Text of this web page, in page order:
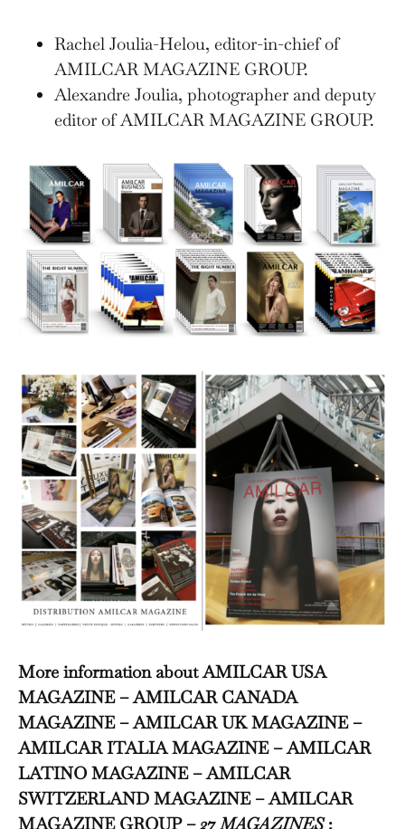
Rachel Joulia-Helou, editor-in-chief of
AMILCAR MAGAZINE GROUP.
Alexandre Joulia, photographer and deputy
editor of AMILCAR MAGAZINE GROUP.
More information about AMILCAR USA
MAGAZINE – AMILCAR CANADA
MAGAZINE – AMILCAR UK MAGAZINE –
AMILCAR ITALIA MAGAZINE – AMILCAR
LATINO MAGAZINE – AMILCAR
SWITZERLAND MAGAZINE – AMILCAR
MAGAZINE GROUP –27 MAGAZINES: